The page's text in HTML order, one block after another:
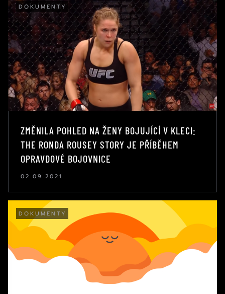
DOKUMENTY
ZMĚNILA POHLED NA ŽENY BOJUJÍCÍ V KLECI:
THE RONDA ROUSEY STORY JE PŘÍBĚHEM
OPRAVDOVÉ BOJOVNICE
02.09.2021
DOKUMENTY